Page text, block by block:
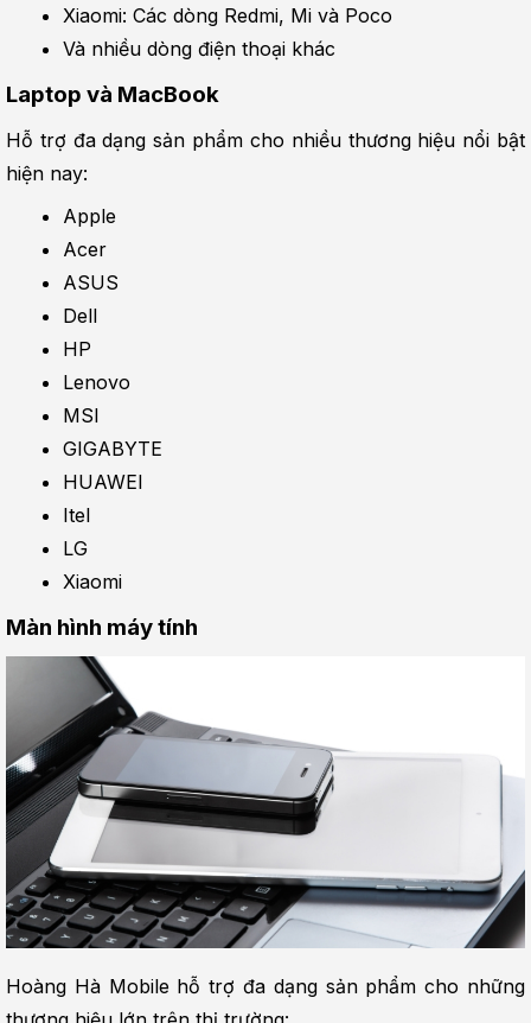
Xiaomi: Các dòng Redmi, Mi và Poco
Và nhiều dòng điện thoại khác
Laptop và MacBook
Hỗ trợ đa dạng sản phẩm cho nhiều thương hiệu nổi bật
hiện nay:
Apple
Acer
ASUS
Dell
HP
Lenovo
MSI
GIGABYTE
HUAWEI
Itel
LG
Xiaomi
Màn hình máy tính
Hoàng Hà Mobile hỗ trợ đa dạng sản phẩm cho những